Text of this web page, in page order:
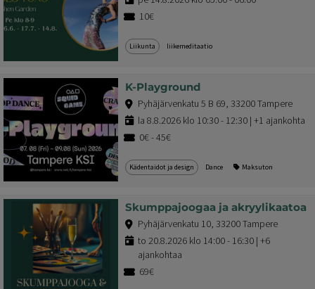
10€
Liikunta liikemeditaatio
K-Playground
Pyhäjärvenkatu 5 B 69, 33200 Tampere
la 8.8.2026 klo 10:30 - 12:30 | +1 ajankohta
0€ - 45€
Kädentaidot ja design Dance Maksuton
Skumppajoogaa ja akryylikaatoa
Pyhäjärvenkatu 10, 33200 Tampere
to 20.8.2026 klo 14:00 - 16:30 | +6
ajankohtaa
69€